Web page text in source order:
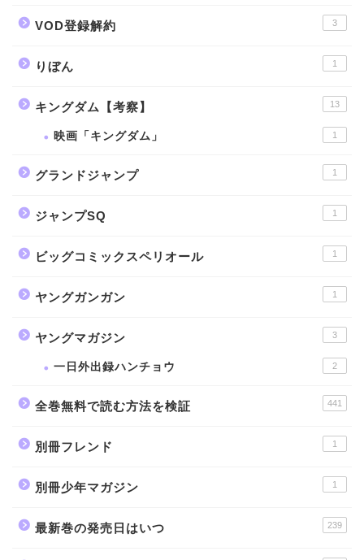
VOD登録解約 3
りぼん 1
キングダム【考察】 13
映画「キングダム」 1
グランドジャンプ 1
ジャンプSQ 1
ビッグコミックスペリオール 1
ヤングガンガン 1
ヤングマガジン 3
一日外出録ハンチョウ 2
全巻無料で読む方法を検証 441
別冊フレンド 1
別冊少年マガジン 1
最新巻の発売日はいつ 239